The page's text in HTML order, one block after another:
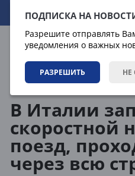
ПОДПИСКА НА
Разрешите отправлять
уведомления о важных
РАЗРЕШИТЬ НЕ
07.08.2026 23:08:10
В Италии
скоростной
поезд,
через всю